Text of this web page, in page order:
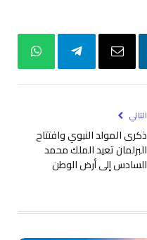
التالي
ذكرى المولد النبوي وافتتاح
البرلمان تعيد الملك محمد
السادس إلى أرض الوطن